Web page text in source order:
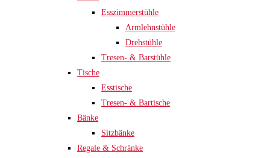
Esszimmerstühle
Armlehnstühle
Drehstühle
Tresen- & Barstühle
Tische
Esstische
Tresen- & Bartische
Bänke
Sitzbänke
Regale & Schränke